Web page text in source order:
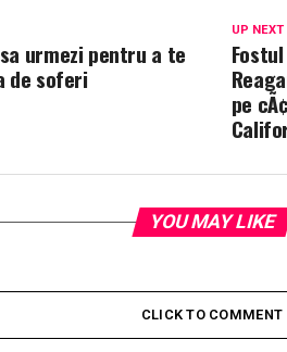
UP NEXT
pe
urmezi pentru a te
de soferi
YOU MAY LIKE
CLICK TO COMMENT